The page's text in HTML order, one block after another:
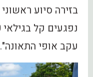
עקב אופי התאונה".